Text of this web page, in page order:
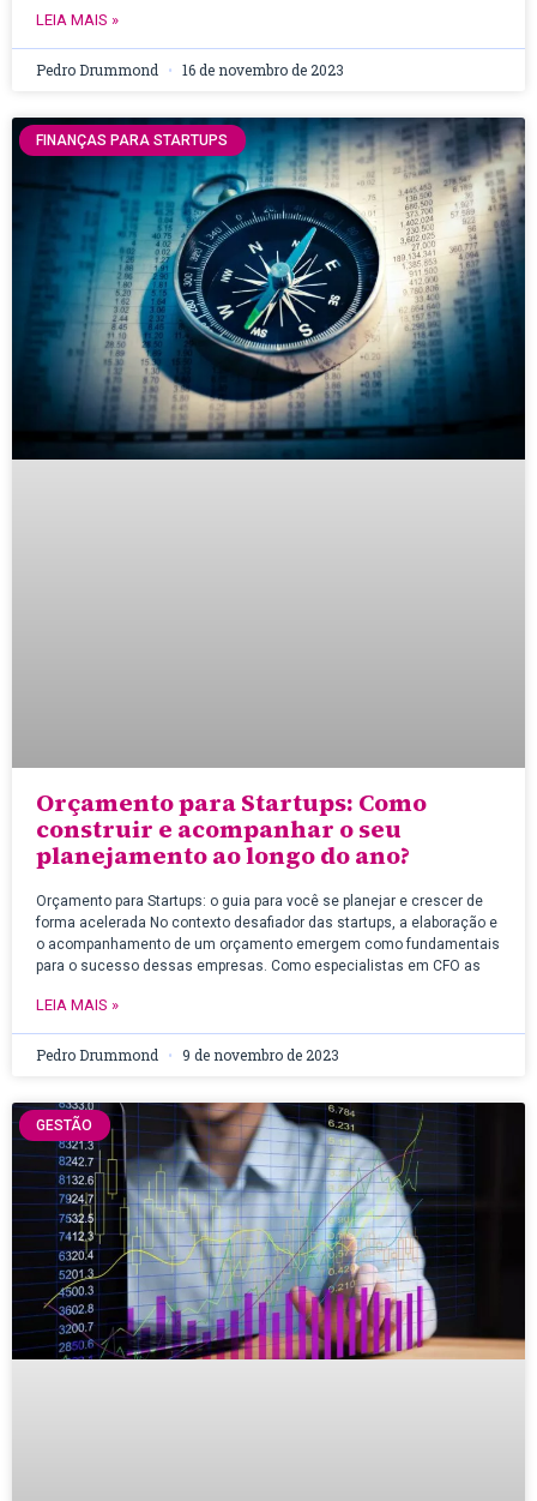
LEIA MAIS »
Pedro Drummond 16 de novembro de 2023
FINANÇAS PARA STARTUPS
Orçamento para Startups: Como
construir e acompanhar o seu
planejamento ao longo do ano?
Orçamento para Startups: o guia para você se planejar e crescer de
forma acelerada No contexto desafiador das startups, a elaboração e
o acompanhamento de um orçamento emergem como fundamentais
para o sucesso dessas empresas. Como especialistas em CFO as
LEIA MAIS »
Pedro Drummond 9 de novembro de 2023
GESTÃO